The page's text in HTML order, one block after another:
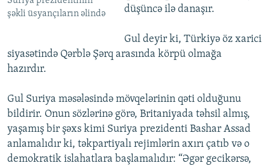
şəkli üsyançıların əlində
düşüncə ilə danaşır.
Gul deyir ki, Türkiyə öz xarici
siyasətində Qərblə Şərq arasında körpü olmağa
hazırdır.
Gul Suriya məsələsində mövqelərinin qəti olduğunu
bildirir. Onun sözlərinə görə, Britaniyada təhsil almış,
yaşamış bir şəxs kimi Suriya prezidenti Bashar Assad
anlamalıdır ki, təkpartiyalı rejimlərin axırı çatıb və o
demokratik islahatlara başlamalıdır: “Əgər gecikərsə,